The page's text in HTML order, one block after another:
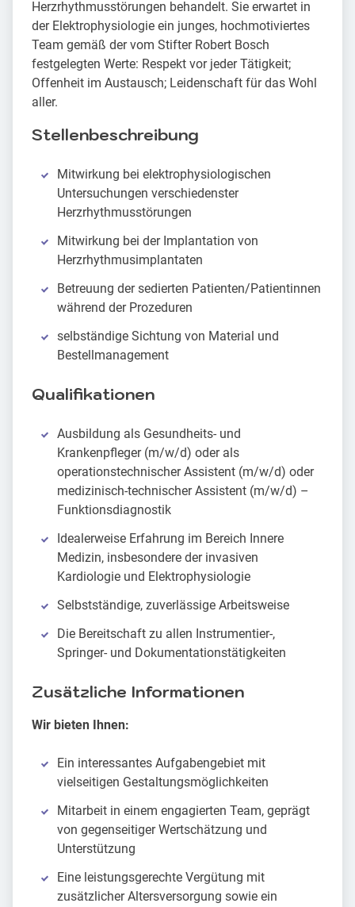
Herzrhythmusstörungen behandelt. Sie erwartet in
der Elektrophysiologie ein junges, hochmotiviertes
Team gemäß der vom Stifter Robert Bosch
festgelegten Werte: Respekt vor jeder Tätigkeit;
Offenheit im Austausch; Leidenschaft für das Wohl
aller.
Stellenbeschreibung
Mitwirkung bei elektrophysiologischen
Untersuchungen verschiedenster
Herzrhythmusstörungen
Mitwirkung bei der Implantation von
Herzrhythmusimplantaten
Betreuung der sedierten Patienten/Patientinnen
während der Prozeduren
selbständige Sichtung von Material und
Bestellmanagement
Qualifikationen
Ausbildung als Gesundheits- und
Krankenpfleger (m/w/d) oder als
operationstechnischer Assistent (m/w/d) oder
medizinisch-technischer Assistent (m/w/d) –
Funktionsdiagnostik
Idealerweise Erfahrung im Bereich Innere
Medizin, insbesondere der invasiven
Kardiologie und Elektrophysiologie
Selbstständige, zuverlässige Arbeitsweise
Die Bereitschaft zu allen Instrumentier-,
Springer- und Dokumentationstätigkeiten
Zusätzliche Informationen
Wir bieten Ihnen:
Ein interessantes Aufgabengebiet mit
vielseitigen Gestaltungsmöglichkeiten
Mitarbeit in einem engagierten Team, geprägt
von gegenseitiger Wertschätzung und
Unterstützung
Eine leistungsgerechte Vergütung mit
zusätzlicher Altersversorgung sowie ein